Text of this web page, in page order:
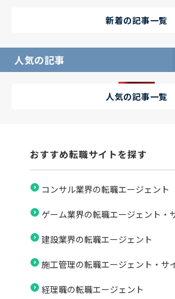
新着の記事一覧
人気の記事
人気の記事一覧
おすすめ転職サイトを探す
コンサル業界の転職エージェント
ゲーム業界の転職エージェント・
建設業界の転職エージェント
施工管理の転職エージェント・サ
経理職の転職エージェント